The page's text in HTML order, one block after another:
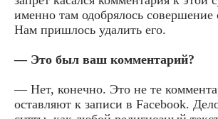
именно там одобрялось совершение
Нам пришлось удалить его.
— Это был ваш комментарий?
— Нет, конечно. Это не те
оставляют к записи в Facebook.